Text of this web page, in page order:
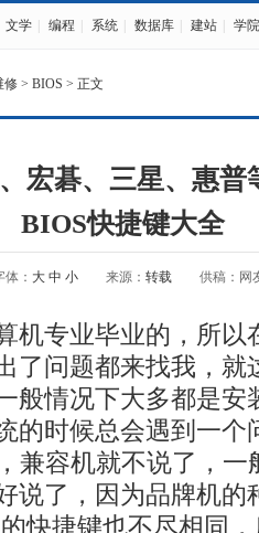
文学 编程 系统 数据库 建站 学院
修 > BIOS > 正文
宏碁、三星、惠普
BIOS快捷键大全
体： 大 中 小 来源： 转载 供稿：网
机专业毕业的，所以
了问题都来找我，就
般情况下大多都是安
的时候总会遇到一个
兼容机就不说了，
说了，因为品牌机的
快捷键也不尽相同